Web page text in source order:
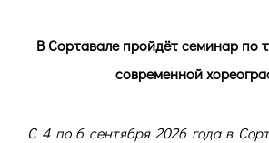
В Сортавале пройдёт семинар по
современной
С 4 по 6 сентября 2026 года в